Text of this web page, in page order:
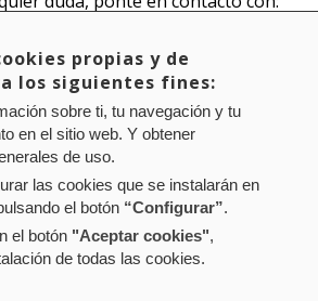
de CPEN
privacidad
Política de cookies
propias y de
los siguientes fines:
sobre ti, tu navegación y tu
en el sitio web. Y obtener
de uso.
las cookies que se instalarán en
el botón “Configurar”.
el botón "Aceptar cookies",
de todas las cookies.